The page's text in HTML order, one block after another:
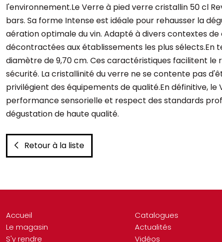
l'environnement.Le Verre à pied verre cristallin 50 cl
bars. Sa forme Intense est idéale pour rehausser la
aération optimale du vin. Adapté à divers contextes
décontractées aux établissements les plus sélects.En
diamètre de 9,70 cm. Ces caractéristiques facilitent
sécurité. La cristallinité du verre ne se contente pas
privilégient des équipements de qualité.En définitive,
performance sensorielle et respect des standards
dégustation de haute qualité.
Retour à la liste
Accueil
Le magasin
S'y rendre
Catalogues
Actualités
Vidéos